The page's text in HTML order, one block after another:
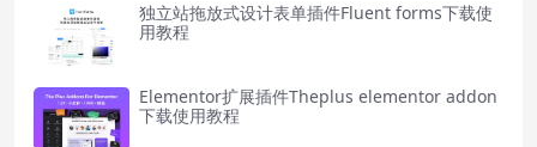
独立站拖放式设计表单插件Fluent forms下载使
用教程
Elementor扩展插件Theplus elementor addon
下载使用教程